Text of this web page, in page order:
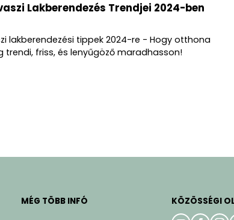
Lakberendezés Trendjei 2024-ben
lakberendezési tippek 2024-re - Hogy otthona
trendi, friss, és lenyűgöző maradhasson!
MÉG TÖBB INFÓ KÖZÖSSÉGI